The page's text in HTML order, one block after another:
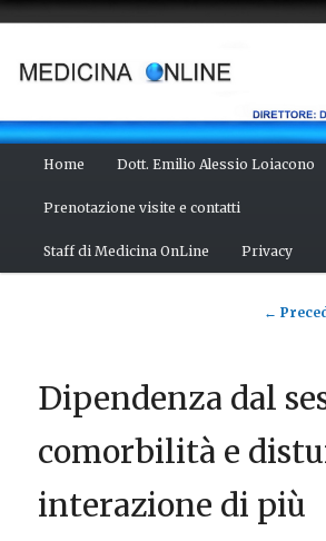
contenuto
principale
Home Dott. Emilio Alessio Loiacono
Prenotazione visite e contatti
Staff di Medicina OnLine Privacy
←
Dipendenza dal
comorbilità e
interazione di più